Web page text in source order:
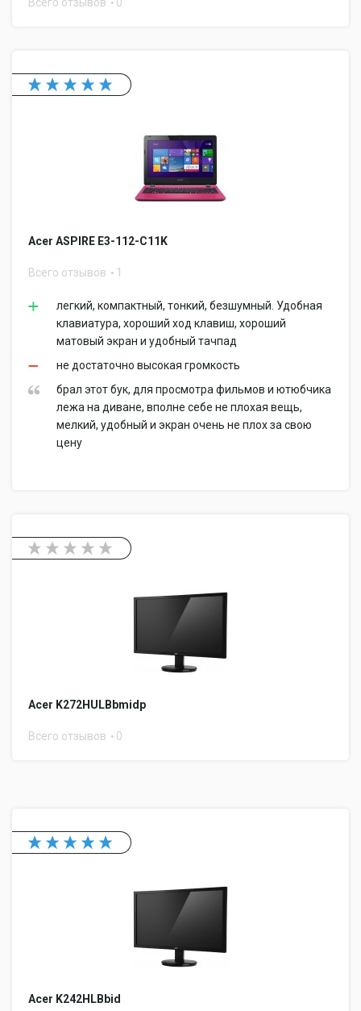
Acer ASPIRE E3-112-C11K
Всего отзывов 1
легкий, компактный, тонкий, безшумный. Удобная
клавиатура, хороший ход клавиш, хороший
матовый экран и удобный тачпад
не достаточно высокая громкость
брал этот бук, для просмотра фильмов и ютюбчика
лежа на диване, вполне себе не плохая вещь,
мелкий, удобный и экран очень не плох за свою
цену
Acer K272HULBbmidp
Всего отзывов 0
Acer K242HLBbid